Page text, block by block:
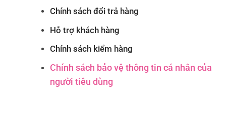
Chính sách đổi trả hàng
Hỗ trợ khách hàng
Chính sách kiểm hàng
Chính sách bảo vệ thông tin cá nhân của
người tiêu dùng